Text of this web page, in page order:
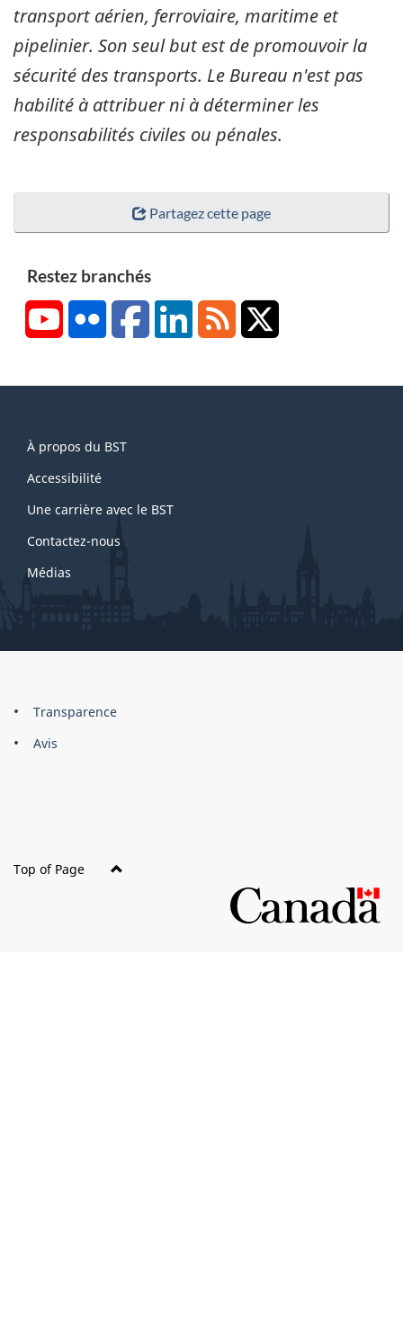
transport aérien, ferroviaire, maritime et
pipelinier. Son seul but est de promouvoir la
sécurité des transports. Le Bureau n'est pas
habilité à attribuer ni à déterminer les
responsabilités civiles ou pénales.
Partagez cette page
Restez branchés
YouTubeFlickr FacebookLinkedInRSS
this
site
À propos du BST
Accessibilité
Une carrière avec le BST
Contactez-nous
Médias
About
this
Brand
Transparence
Avis
Top of Page